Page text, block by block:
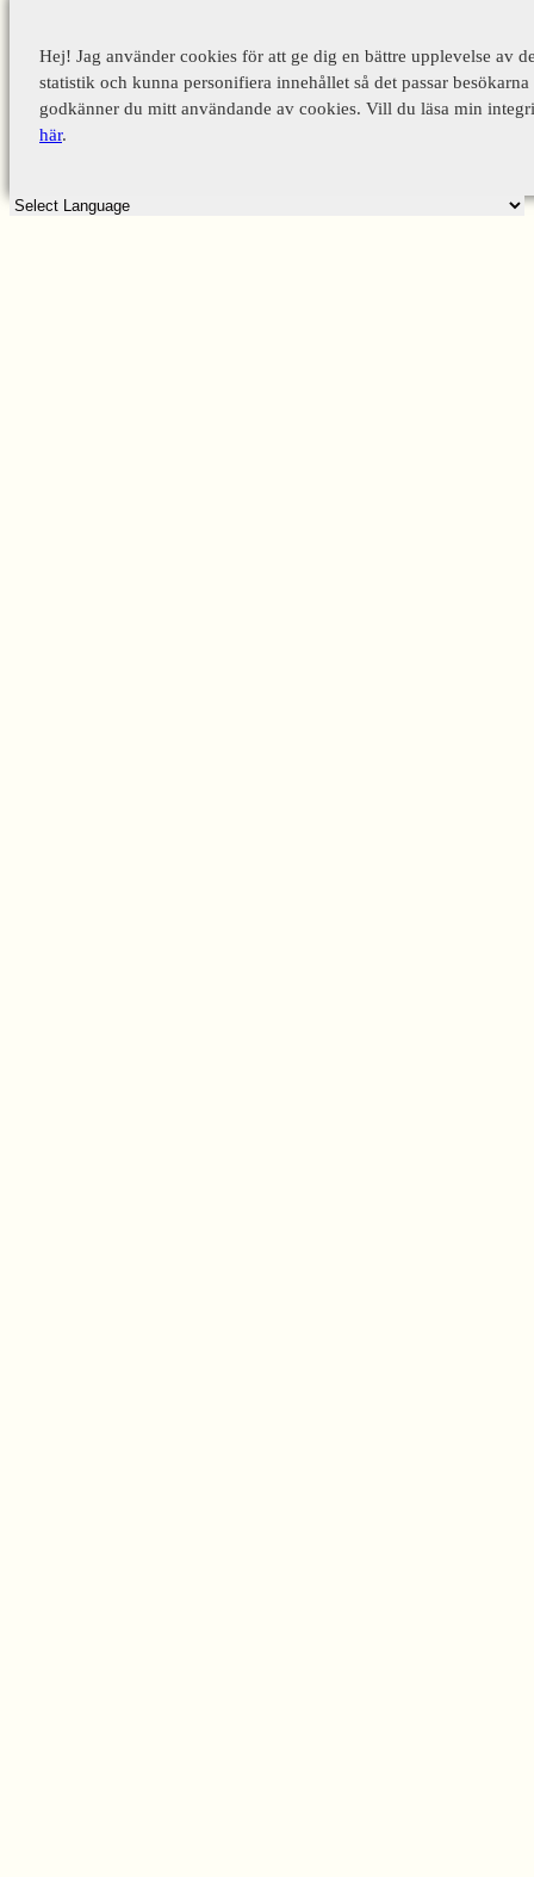
Hej! Jag använder cookies för att ge dig en bättre upplevelse av
statistik och kunna personifiera innehållet så det passar
godkänner du mitt användande av cookies. Vill du läsa min
här.